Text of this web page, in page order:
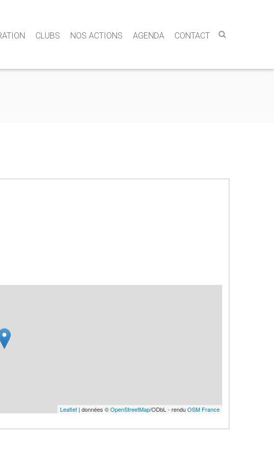
CLUBS NOS ACTIONS AGENDA CONTACT
Leaflet | données ©OpenStreetMap/ODbL - renduOSM France